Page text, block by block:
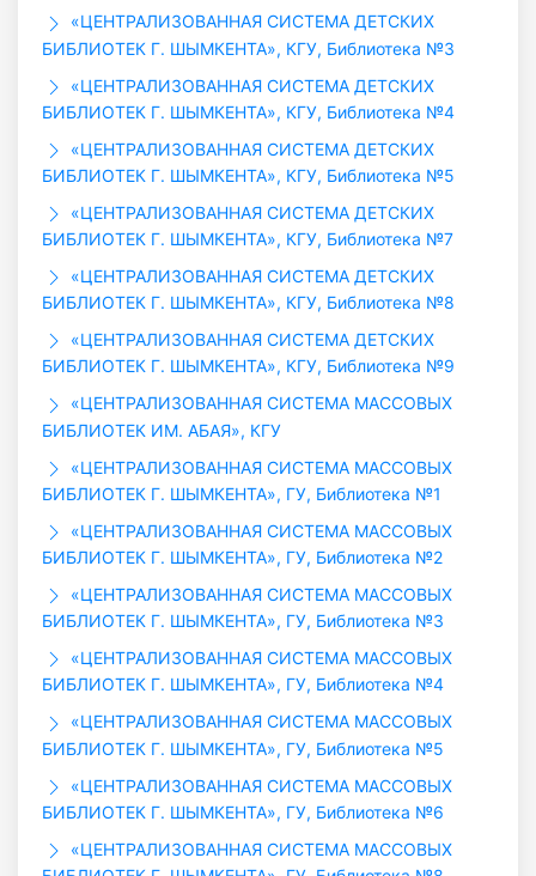
«ЦЕНТРАЛИЗОВАННАЯ СИСТЕМА ДЕТСКИХ
БИБЛИОТЕК Г. ШЫМКЕНТА», КГУ, Библиотека №3
«ЦЕНТРАЛИЗОВАННАЯ СИСТЕМА ДЕТСКИХ
БИБЛИОТЕК Г. ШЫМКЕНТА», КГУ, Библиотека №4
«ЦЕНТРАЛИЗОВАННАЯ СИСТЕМА ДЕТСКИХ
БИБЛИОТЕК Г. ШЫМКЕНТА», КГУ, Библиотека №5
«ЦЕНТРАЛИЗОВАННАЯ СИСТЕМА ДЕТСКИХ
БИБЛИОТЕК Г. ШЫМКЕНТА», КГУ, Библиотека №7
«ЦЕНТРАЛИЗОВАННАЯ СИСТЕМА ДЕТСКИХ
БИБЛИОТЕК Г. ШЫМКЕНТА», КГУ, Библиотека №8
«ЦЕНТРАЛИЗОВАННАЯ СИСТЕМА ДЕТСКИХ
БИБЛИОТЕК Г. ШЫМКЕНТА», КГУ, Библиотека №9
«ЦЕНТРАЛИЗОВАННАЯ СИСТЕМА МАССОВЫХ
БИБЛИОТЕК ИМ. АБАЯ», КГУ
«ЦЕНТРАЛИЗОВАННАЯ СИСТЕМА МАССОВЫХ
БИБЛИОТЕК Г. ШЫМКЕНТА», ГУ, Библиотека №1
«ЦЕНТРАЛИЗОВАННАЯ СИСТЕМА МАССОВЫХ
БИБЛИОТЕК Г. ШЫМКЕНТА», ГУ, Библиотека №2
«ЦЕНТРАЛИЗОВАННАЯ СИСТЕМА МАССОВЫХ
БИБЛИОТЕК Г. ШЫМКЕНТА», ГУ, Библиотека №3
«ЦЕНТРАЛИЗОВАННАЯ СИСТЕМА МАССОВЫХ
БИБЛИОТЕК Г. ШЫМКЕНТА», ГУ, Библиотека №4
«ЦЕНТРАЛИЗОВАННАЯ СИСТЕМА МАССОВЫХ
БИБЛИОТЕК Г. ШЫМКЕНТА», ГУ, Библиотека №5
«ЦЕНТРАЛИЗОВАННАЯ СИСТЕМА МАССОВЫХ
БИБЛИОТЕК Г. ШЫМКЕНТА», ГУ, Библиотека №6
«ЦЕНТРАЛИЗОВАННАЯ СИСТЕМА МАССОВЫХ